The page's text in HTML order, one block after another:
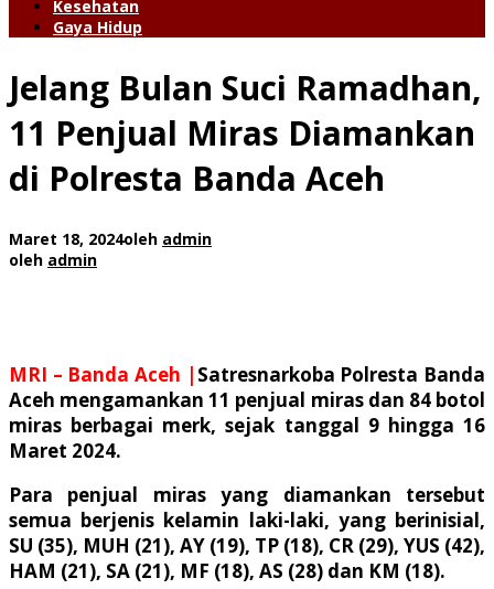
Kesehatan
Gaya Hidup
Jelang Bulan Suci Ramadhan,
11 Penjual Miras Diamankan
di Polresta Banda Aceh
Maret 18, 2024oleh admin
oleh admin
MRI – Banda Aceh | Satresnarkoba Polresta Banda
Aceh mengamankan 11 penjual miras dan 84 botol
miras berbagai merk, sejak tanggal 9 hingga 16
Maret 2024.
Para penjual miras yang diamankan tersebut
semua berjenis kelamin laki-laki, yang berinisial,
SU (35), MUH (21), AY (19), TP (18), CR (29), YUS (42),
HAM (21), SA (21), MF (18), AS (28) dan KM (18).